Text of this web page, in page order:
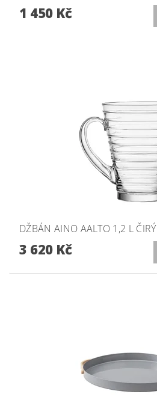
1 450 Kč
DŽBÁN AINO AALTO 1,2 L ČIRÝ
3 620 Kč